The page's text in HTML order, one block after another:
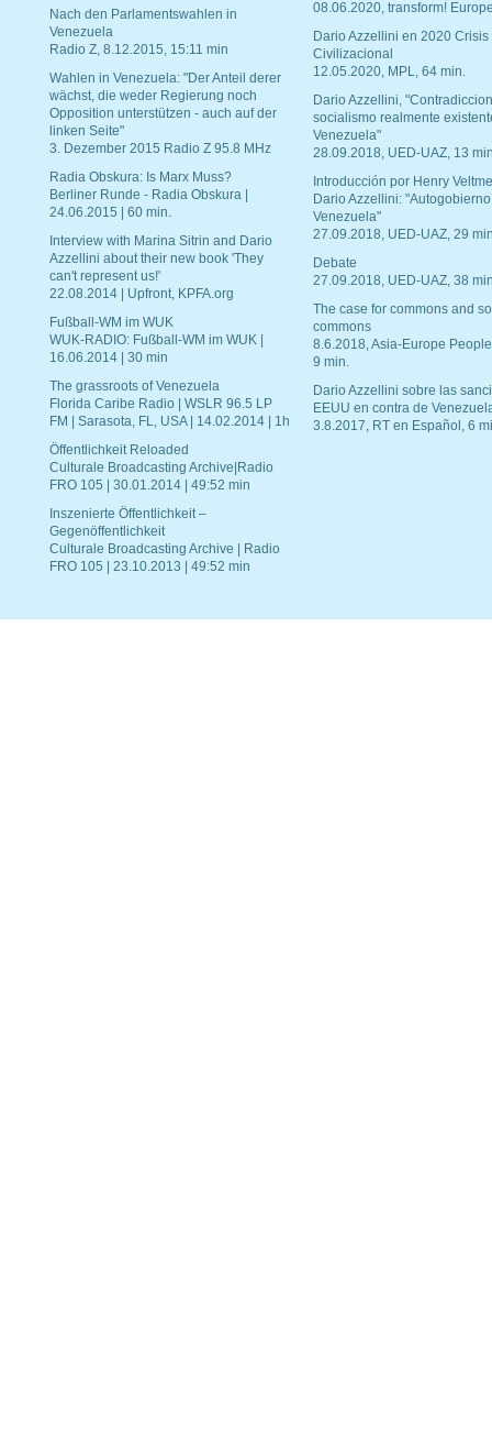
Nach den Parlamentswahlen in
Venezuela
Radio Z, 8.12.2015, 15:11 min
Wahlen in Venezuela: "Der Anteil derer
wächst, die weder Regierung noch
Opposition unterstützen - auch auf der
linken Seite"
3. Dezember 2015 Radio Z 95.8 MHz
Radia Obskura: Is Marx Muss?
Berliner Runde - Radia Obskura |
24.06.2015 | 60 min.
Interview with Marina Sitrin and Dario
Azzellini about their new book 'They
can't represent us!'
22.08.2014 | Upfront, KPFA.org
Fußball-WM im WUK
WUK-RADIO: Fußball-WM im WUK |
16.06.2014 | 30 min
The grassroots of Venezuela
Florida Caribe Radio | WSLR 96.5 LP
FM | Sarasota, FL, USA | 14.02.2014 | 1h
Öffentlichkeit Reloaded
Culturale Broadcasting Archive|Radio
FRO 105 | 30.01.2014 | 49:52 min
Inszenierte Öffentlichkeit –
Gegenöffentlichkeit
Culturale Broadcasting Archive | Radio
FRO 105 | 23.10.2013 | 49:52 min
08.06.2020, transform!
Dario Azzellini en 2020 Crisis
Civilizacional
12.05.2020, MPL, 64 min.
Dario Azzellini,
socialismo realmente
Venezuela"
28.09.2018, UED-UAZ, 13
Introducción por Henry
Dario Azzellini:
Venezuela"
27.09.2018, UED-UAZ, 29
Debate
27.09.2018, UED-UAZ, 38
The case for commons and
commons
8.6.2018, Asia-Europe
9 min.
Dario Azzellini sobre las
EEUU en contra de
3.8.2017, RT en Español, 6